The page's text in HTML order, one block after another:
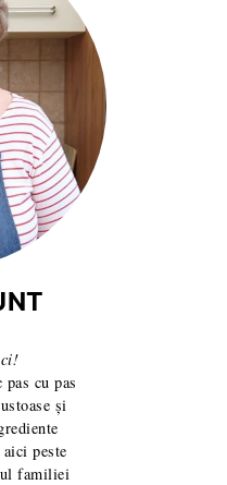
cu pas
și
peste
familiei